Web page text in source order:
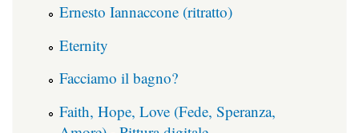
Ernesto Iannaccone (ritratto)
Eternity
Facciamo il bagno?
Faith, Hope, Love (Fede, Speranza,